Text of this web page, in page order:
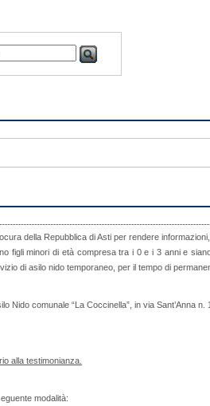
della Repubblica di Asti per rendere
figli minori di età compresa tra i 0 e i 3 anni e
di asilo nido temporaneo, per il tempo di
Nido comunale “La Coccinella”, in via Sant’Anna
alla testimonianza.
modalità: